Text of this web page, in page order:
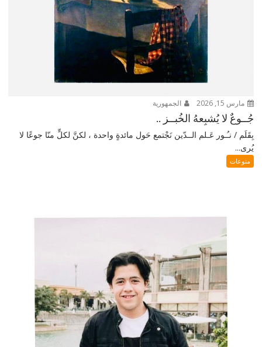
مارس 15, 2026 الجمهورية
جُــوعٌ لا يُشبِعهُ الخُبــز ..
بِقَلَم / نـُـور عَـلم الــدّين نَجْتمع حَول مائدةٍ واحدة ، لكنَّ لكلٍّ منّا جوعًا لا
يُرى...
منوعات